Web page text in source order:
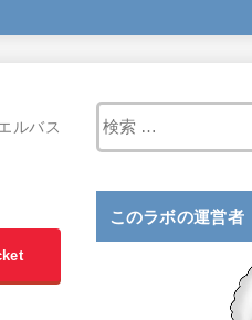
ルバス
このラボの運営者